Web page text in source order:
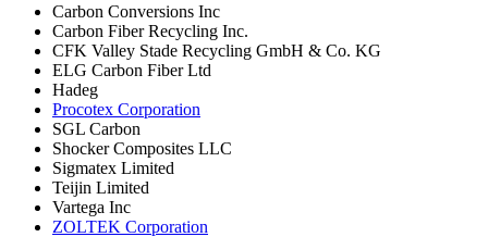
Carbon Conversions Inc
Carbon Fiber Recycling Inc.
CFK Valley Stade Recycling GmbH & Co. KG
ELG Carbon Fiber Ltd
Hadeg
Procotex Corporation
SGL Carbon
Shocker Composites LLC
Sigmatex Limited
Teijin Limited
Vartega Inc
ZOLTEK Corporation